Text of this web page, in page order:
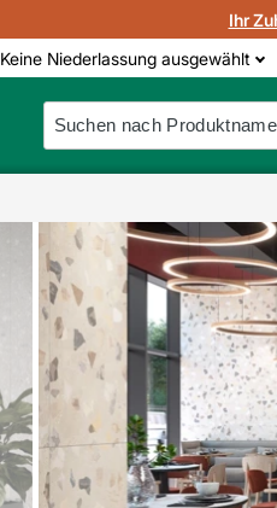
Ihr
Keine Niederlassung ausgewählt